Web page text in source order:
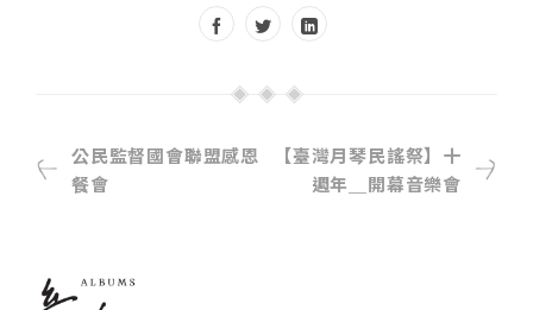
公民監督國會聯盟感恩
餐會
【臺灣月琴民謠祭】十
週年＿開幕音樂會